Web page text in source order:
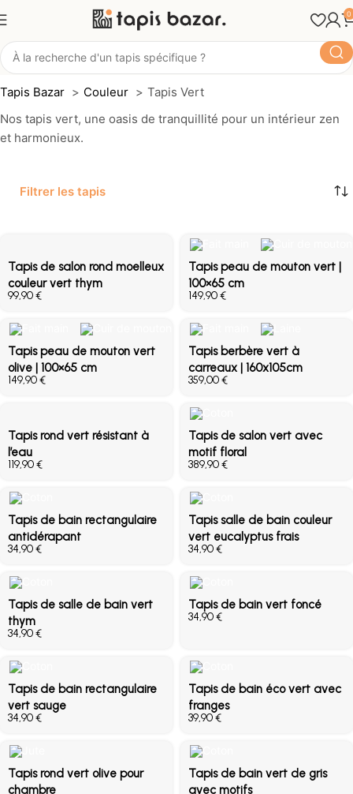
0
Tapis Vert
Tapis Bazar Couleur
Tapis Vert
Nos tapis vert, une oasis de tranquillité pour un intérieur zen
et harmonieux.
Filtrer les tapis
Tapis de salon rond moelleux
couleur vert thym
€
Tapis peau de mouton vert |
100×65 cm
€
Tapis peau de mouton vert
olive | 100×65 cm
€
Tapis berbère vert à
carreaux | 160x105cm
€
Tapis rond vert résistant à
l’eau
€
Tapis de salon vert avec
motif floral
€
Tapis de bain rectangulaire
antidérapant
€
Tapis salle de bain couleur
vert eucalyptus frais
€
Tapis de salle de bain vert
thym
€
Tapis de bain vert foncé
€
Tapis de bain rectangulaire
vert sauge
€
Tapis de bain éco vert avec
franges
€
Tapis rond vert olive pour
chambre
Tapis de bain vert de gris
avec motifs